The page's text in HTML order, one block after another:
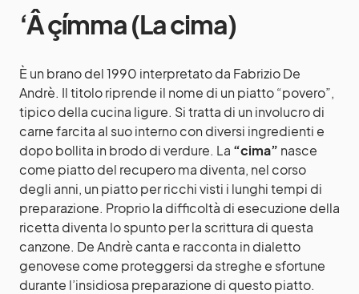
‘Â çímma (La cima)
È un brano del 1990 interpretato da Fabrizio De
Andrè. Il titolo riprende il nome di un piatto “povero”,
tipico della cucina ligure. Si tratta di un involucro di
carne farcita al suo interno con diversi ingredienti e
dopo bollita in brodo di verdure. La “cima” nasce
come piatto del recupero ma diventa, nel corso
degli anni, un piatto per ricchi visti i lunghi tempi di
preparazione. Proprio la difficoltà di esecuzione della
ricetta diventa lo spunto per la scrittura di questa
canzone. De Andrè canta e racconta in dialetto
genovese come proteggersi da streghe e sfortune
durante l’insidiosa preparazione di questo piatto.